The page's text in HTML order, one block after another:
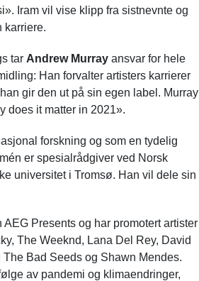
Iram vil vise klipp fra sistnevnte og
karriere.
tar Andrew Murrayansvar for hele
Han forvalter artisters karrierer
gir den ut på sin egen label. Murray
does it matter in 2021».
forskning og som en tydelig
er spesialrådgiver ved Norsk
universitet i Tromsø. Han vil dele sin
Presents og har promotert artister
The Weeknd, Lana Del Rey, David
Bad Seeds og Shawn Mendes.
av pandemi og klimaendringer,